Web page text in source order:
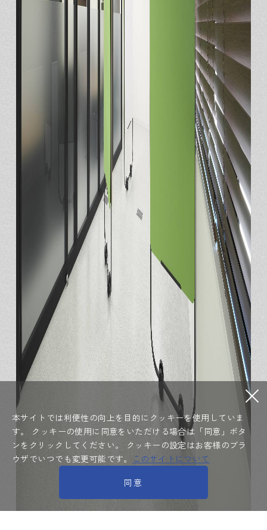
本サイトでは利便性の向上を目的にクッキーを使用していま
す。
クッキーの使用に同意をいただける場合は「同意」ボタ
ンをクリックしてください。
クッキーの設定はお客様のブラ
ウザでいつでも変更可能です。
このサイトについて
同意